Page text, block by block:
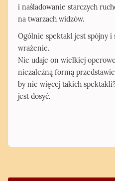
i naśladowanie starczych
na twarzach widzów.
Ogólnie spektakl jest spójny i
wrażenie.
Nie udaje on wielkiej
niezależną formą
by nie więcej takich
jest dosyć.